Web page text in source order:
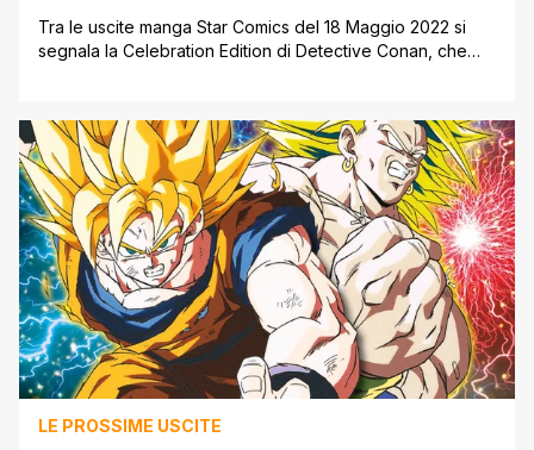
Tra le uscite manga Star Comics del 18 Maggio 2022 si
segnala la Celebration Edition di Detective Conan, che
anche la nuova Ultimate Edition di Dragon Ball. Ecco di
seguito, le varie uscite manga [']
LE PROSSIME USCITE